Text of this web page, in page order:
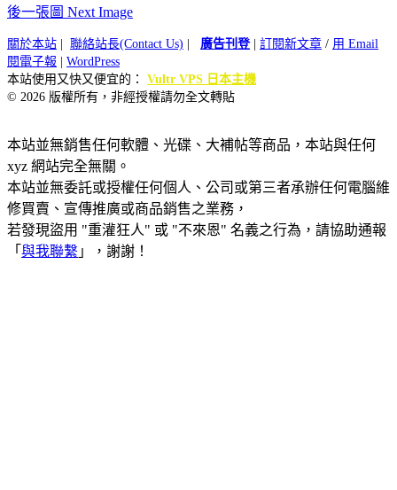
後一張圖 Next Image
關於本站 聯絡站長(Contact Us) 廣告刊登| 訂閱新文章 / 用 Email
閱電子報
WordPress
本站使用又快又便宜的： Vultr VPS 日本主機
© 2026 版權所有，非經授權請勿全文轉貼
本站並無銷售任何軟體、光碟、大補帖等商品，本站與任何
xyz 網站完全無關。
本站並無委託或授權任何個人、公司或第三者承辦任何電腦維
修買賣、宣傳推廣或商品銷售之業務，
若發現盜用 "重灌狂人" 或 "不來恩" 名義之行為，請協助通報
「 與我聯繫 」，謝謝！